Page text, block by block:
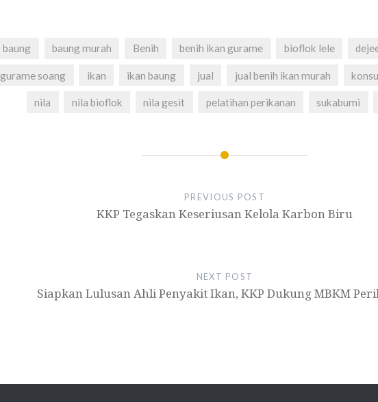
baung baung murah Benih benih ikan gurame bioflok lele
gurame soang ikan ikan baung jual jual benih ikan murah
nila nila bioflok nila gesit pelatihan perikanan sukabumi
PREVIOUS POST
KKP Tegaskan Keseriusan Kelola Karbon Biru
NEXT POST
Siapkan Lulusan Ahli Penyakit Ikan, KKP Dukung MBKM